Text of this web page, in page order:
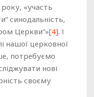
«участь
синодальність,
Церкви”»[4]. І
нашої церковної
потребуємо
нові
своєму